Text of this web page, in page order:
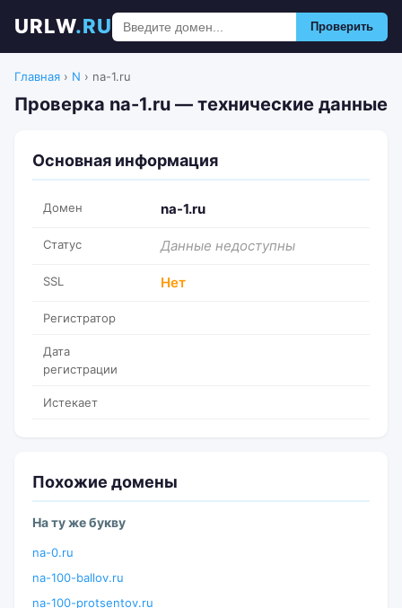
URLW.RU Проверить
Главная › N › na-1.ru
Проверка na-1.ru — технические данные
Основная информация
Домен na-1.ru
Статус Данные недоступны
SSL Нет
Регистратор
Дата
регистрации
Истекает
Похожие домены
На ту же букву
na-0.ru
na-100-ballov.ru
na-100-protsentov.ru